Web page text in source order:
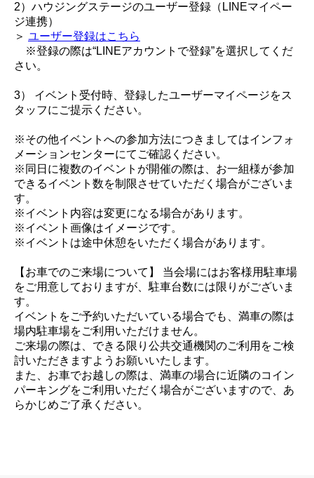
2）ハウジングステージのユーザー登録（LINEマイペー
ジ連携）
＞ ユーザー登録はこちら
※登録の際は“LINEアカウントで登録”を選択してくだ
さい。
3） イベント受付時、登録したユーザーマイページをス
タッフにご提示ください。
※その他イベントへの参加方法につきましてはインフォ
メーションセンターにてご確認ください。
※同日に複数のイベントが開催の際は、お一組様が参加
できるイベント数を制限させていただく場合がございま
す。
※イベント内容は変更になる場合があります。
※イベント画像はイメージです。
※イベントは途中休憩をいただく場合があります。
【お車でのご来場について】 当会場にはお客様用駐車場
をご用意しておりますが、駐車台数には限りがございま
す。
イベントをご予約いただいている場合でも、満車の際は
場内駐車場をご利用いただけません。
ご来場の際は、できる限り公共交通機関のご利用をご検
討いただきますようお願いいたします。
また、お車でお越しの際は、満車の場合に近隣のコイン
パーキングをご利用いただく場合がございますので、あ
らかじめご了承ください。